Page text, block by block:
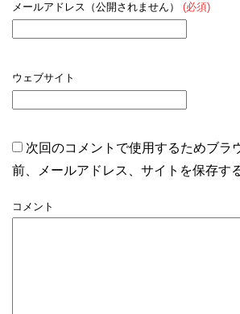
メールアドレス（公開されません） (必須)
ウェブサイト
次回のコメントで使用するためブラ
前、メールアドレス、サイトを保存する
コメント